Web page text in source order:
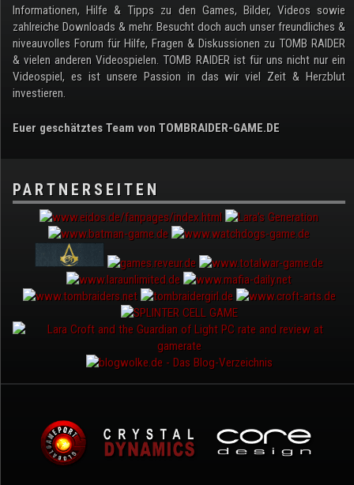
Informationen, Hilfe & Tipps zu den Games, Bilder, Videos sowie
zahlreiche Downloads & mehr. Besucht doch auch unser freundliches &
niveauvolles Forum für Hilfe, Fragen & Diskussionen zu TOMB RAIDER
& vielen anderen Videospielen. TOMB RAIDER ist für uns nicht nur ein
Videospiel, es ist unsere Passion in das wir viel Zeit & Herzblut
investieren.
Euer geschätztes Team von TOMBRAIDER-GAME.DE
PARTNERSEITEN